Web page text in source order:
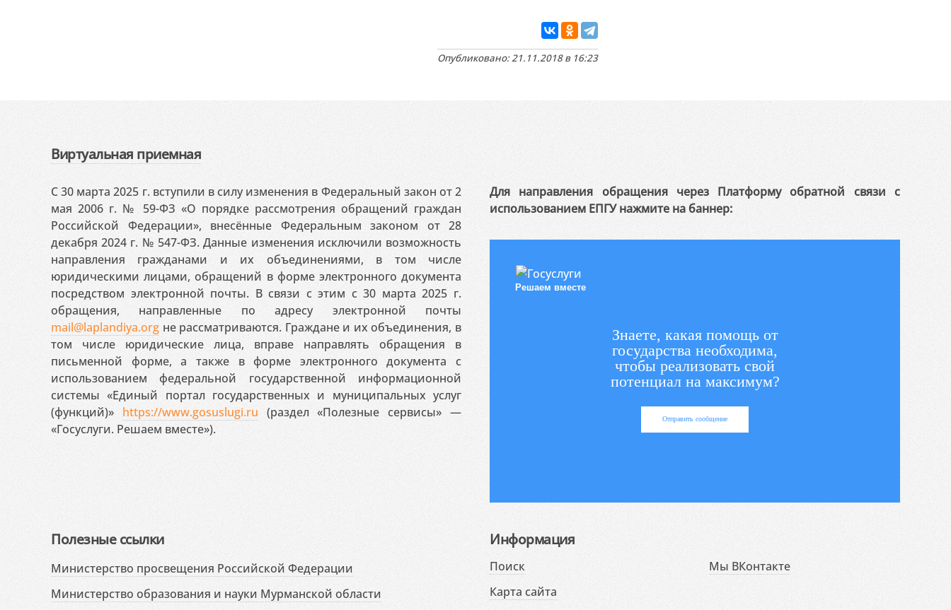
Опубликовано: 21.11.2018 в 16:23
Виртуальная приемная
С 30 марта 2025 г. вступили в силу изменения в Федеральный закон от 2
мая 2006 г. № 59-ФЗ «О порядке рассмотрения обращений граждан
Российской Федерации», внесённые Федеральным законом от 28
декабря 2024 г. № 547-ФЗ. Данные изменения исключили возможность
направления гражданами и их объединениями, в том числе
юридическими лицами, обращений в форме электронного документа
посредством электронной почты. В связи с этим с 30 марта 2025 г.
обращения, направленные по адресу электронной почты
mail@laplandiya.org не рассматриваются. Граждане и их объединения, в
том числе юридические лица, вправе направлять обращения в
письменной форме, а также в форме электронного документа с
использованием федеральной государственной информационной
системы «Единый портал государственных и муниципальных услуг
(функций)» https://www.gosuslugi.ru (раздел «Полезные сервисы» —
«Госуслуги. Решаем вместе»).
Для направления обращения через Платформу обратной связи с
использованием ЕПГУ нажмите на баннер:
Решаем вместе
Знаете, какая помощь от
государства необходима,
чтобы реализовать свой
потенциал на максимум?
Отправить сообщение
Полезные ссылки
Министерство просвещения Российской Федерации
Министерство образования и науки Мурманской области
Информация
Поиск
Карта сайта
Мы ВКонтакте